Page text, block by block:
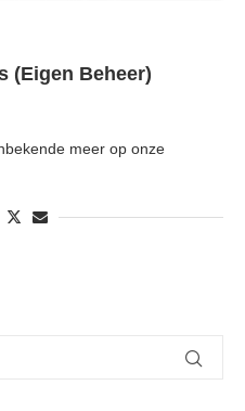
(Eigen Beheer)
meer op onze